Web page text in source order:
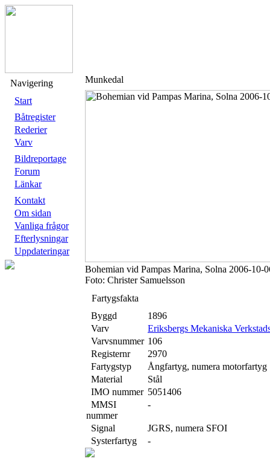
Navigering
Start
Båtregister
Rederier
Varv
Bildreportage
Forum
Länkar
Kontakt
Om sidan
Vanliga frågor
Efterlysningar
Uppdateringar
Munkedal
Bohemian vid Pampas Marina, Solna 2006-10-
Foto: Christer Samuelsson
Fartygsfakta
Byggd
1896
Varv
Eriksbergs Mekaniska
Varvsnummer 106
Registernr
2970
Fartygstyp
Ångfartyg, numera motorfartyg
Material
Stål
IMO nummer 5051406
MMSI
nummer
-
Signal
JGRS, numera SFOI
Systerfartyg
-